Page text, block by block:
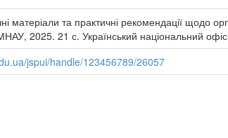
та практичні рекомендації щодо
2025. 21 с. Український національний офіс
jspui/handle/123456789/26057